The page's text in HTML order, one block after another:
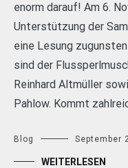
enorm darauf! Am 6.
Unterstützung der
eine Lesung
sind der
Reinhard Altmüller
Pahlow. Kommt
Blog September
WEITERLESEN